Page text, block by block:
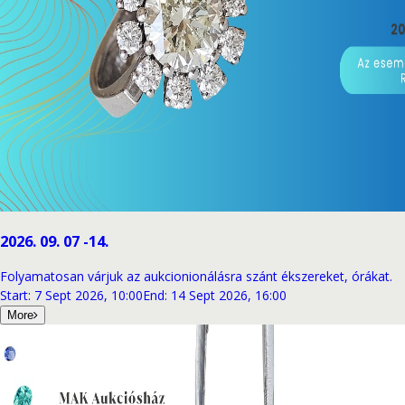
2026. 09. 07 -14.
Folyamatosan várjuk az aukcionionálásra szánt ékszereket, órákat.
Start: 7 Sept 2026, 10:00End: 14 Sept 2026, 16:00
More